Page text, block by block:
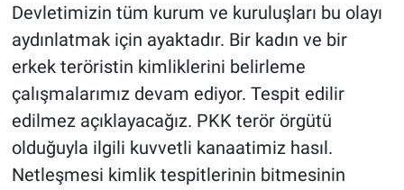
Devletimizin tüm kurum ve kuruluşları bu olayı
aydınlatmak için ayaktadır. Bir kadın ve bir
erkek teröristin kimliklerini belirleme
çalışmalarımız devam ediyor. Tespit edilir
edilmez açıklayacağız. PKK terör örgütü
olduğuyla ilgili kuvvetli kanaatimiz hasıl.
Netleşmesi kimlik tespitlerinin bitmesinin